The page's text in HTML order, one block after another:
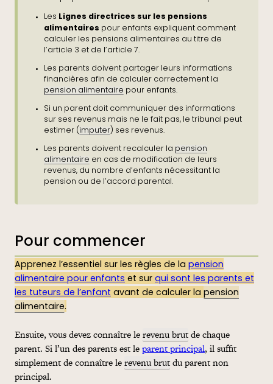
Les Lignes directrices sur les pensions
alimentaires pour enfants expliquent comment
calculer les pensions alimentaires au titre de
l’article 3 et de l’article 7.
Les parents doivent partager leurs informations
financières afin de calculer correctement la
pension alimentaire pour enfants.
Si un parent doit communiquer des informations
sur ses revenus mais ne le fait pas, le tribunal peut
estimer ( imputer) ses revenus.
Les parents doivent recalculer la pension
alimentaire en cas de modification de leurs
revenus, du nombre d’enfants nécessitant la
pension ou de l’accord parental.
Pour commencer
Apprenez l’essentiel sur les règles de la pension
alimentaire pour enfants et sur qui sont les parents et
les tuteurs de l’enfant avant de calculer la pension
alimentaire.
Ensuite, vous devez connaître lerevenu brutde chaque
parent. Si l’un des parents est leparent principal, il suffit
simplement de connaître lerevenu brutdu parent non
principal.